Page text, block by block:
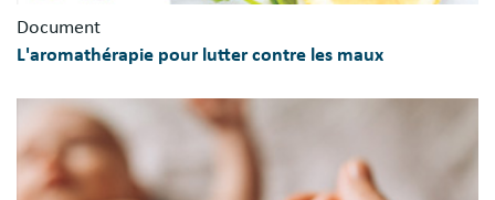
Document
L'aromathérapie pour lutter contre les maux